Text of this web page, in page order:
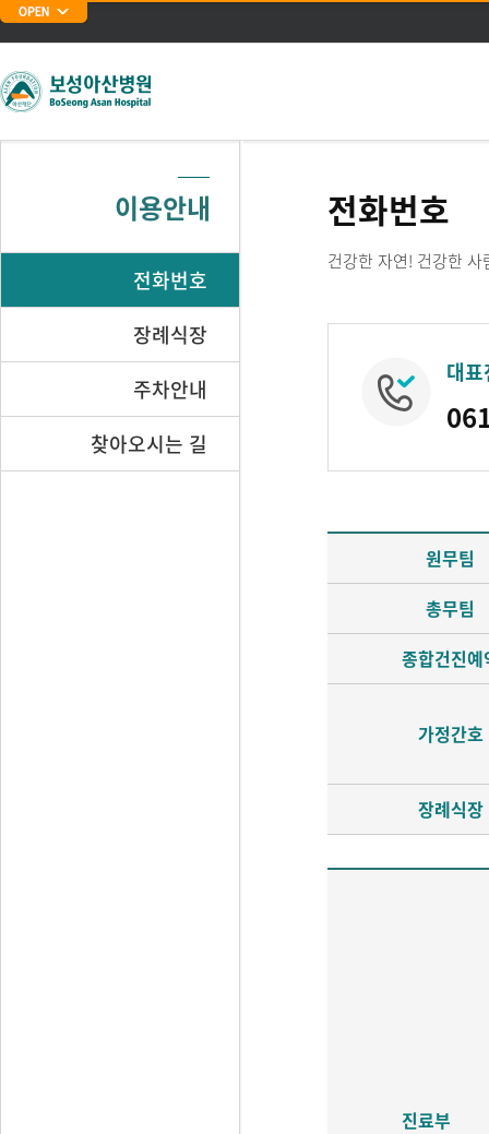
주메뉴 바로가기
본문 바로가기
이용안내
전화번호
장례식장
주차안내
찾아오시는 길
전화번호
건강한 자연! 건강한
대
원무팀
총무팀
종합건진예
가정간호
장례식장
진료부